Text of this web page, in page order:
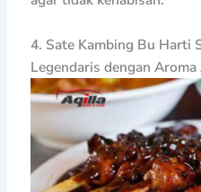
4. Sate Kambing Bu Harti
Legendaris dengan